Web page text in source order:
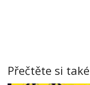
Přečtěte si také